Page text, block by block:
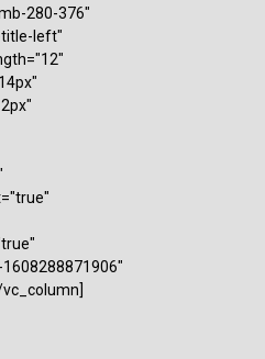
280-376"
title-left"